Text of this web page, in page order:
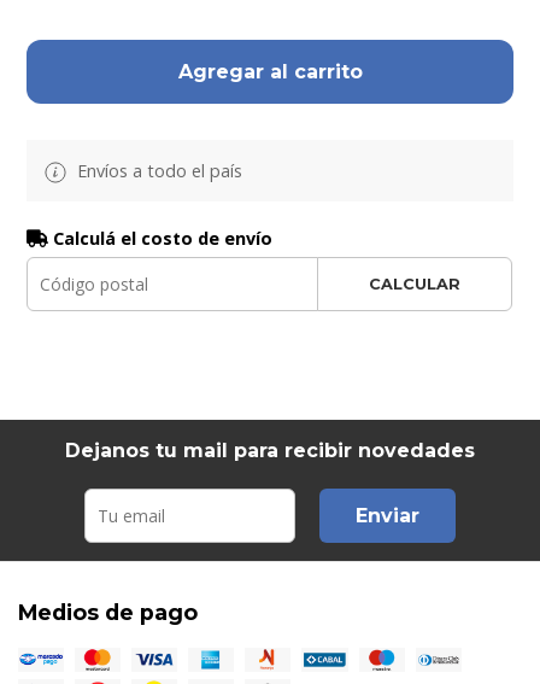
Agregar al carrito
Envíos a todo el país
Calculá el costo de envío
CALCULAR
Dejanos tu mail para recibir novedades
Enviar
Medios de pago